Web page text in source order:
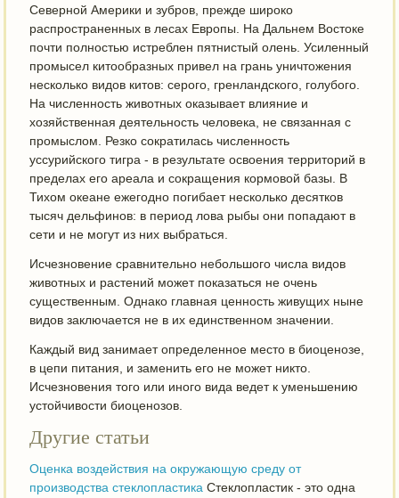
Северной Америки и зубров, прежде широко
распространенных в лесах Европы. На Дальнем Востоке
почти полностью истреблен пятнистый олень. Усиленный
промысел китообразных привел на грань уничтожения
несколько видов китов: серого, гренландского, голубого.
На численность животных оказывает влияние и
хозяйственная деятельность человека, не связанная с
промыслом. Резко сократилась численность
уссурийского тигра - в результате освоения территорий в
пределах его ареала и сокращения кормовой базы. В
Тихом океане ежегодно погибает несколько десятков
тысяч дельфинов: в период лова рыбы они попадают в
сети и не могут из них выбраться.
Исчезновение сравнительно небольшого числа видов
животных и растений может показаться не очень
существенным. Однако главная ценность живущих ныне
видов заключается не в их единственном значении.
Каждый вид занимает определенное место в биоценозе,
в цепи питания, и заменить его не может никто.
Исчезновения того или иного вида ведет к уменьшению
устойчивости биоценозов.
Другие статьи
Оценка воздействия на окружающую среду от
производства стеклопластика Стеклопластик - это одна